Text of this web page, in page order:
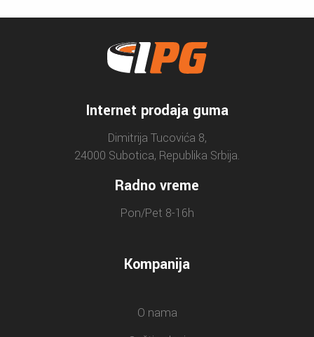
Internet prodaja guma
Dimitrija Tucovića 8,
24000 Subotica, Republika Srbija.
Radno vreme
Pon/Pet 8-16h
Kompanija
O nama